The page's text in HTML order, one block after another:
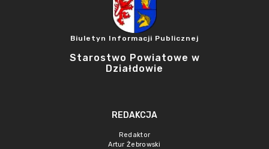
Biuletyn Informacji Publicznej
Starostwo Powiatowe w
Działdowie
REDAKCJA
Redaktor
Artur Żebrowski